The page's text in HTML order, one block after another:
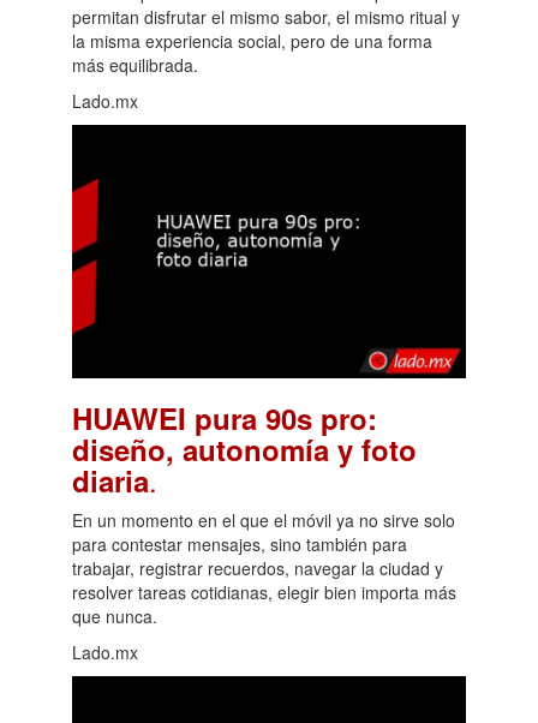
permitan disfrutar el mismo sabor, el mismo ritual y
la misma experiencia social, pero de una forma
más equilibrada.
Lado.mx
HUAWEI pura 90s pro:
diseño, autonomía y foto
diaria.
En un momento en el que el móvil ya no sirve solo
para contestar mensajes, sino también para
trabajar, registrar recuerdos, navegar la ciudad y
resolver tareas cotidianas, elegir bien importa más
que nunca.
Lado.mx